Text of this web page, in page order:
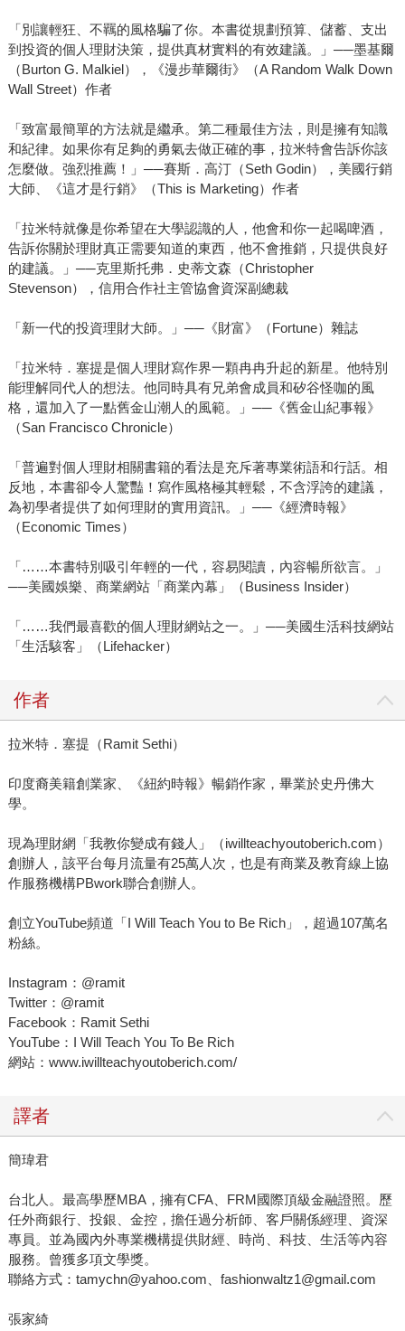
「別讓輕狂、不羈的風格騙了你。本書從規劃預算、儲蓄、支出
到投資的個人理財決策，提供真材實料的有效建議。」──墨基爾
（Burton G. Malkiel），《漫步華爾街》（A Random Walk Down
Wall Street）作者
「致富最簡單的方法就是繼承。第二種最佳方法，則是擁有知識
和紀律。如果你有足夠的勇氣去做正確的事，拉米特會告訴你該
怎麼做。強烈推薦！」──賽斯．高汀（Seth Godin），美國行銷
大師、《這才是行銷》（This is Marketing）作者
「拉米特就像是你希望在大學認識的人，他會和你一起喝啤酒，
告訴你關於理財真正需要知道的東西，他不會推銷，只提供良好
的建議。」──克里斯托弗．史蒂文森（Christopher
Stevenson），信用合作社主管協會資深副總裁
「新一代的投資理財大師。」──《財富》（Fortune）雜誌
「拉米特．塞提是個人理財寫作界一顆冉冉升起的新星。他特別
能理解同代人的想法。他同時具有兄弟會成員和矽谷怪咖的風
格，還加入了一點舊金山潮人的風範。」──《舊金山紀事報》
（San Francisco Chronicle）
「普遍對個人理財相關書籍的看法是充斥著專業術語和行話。相
反地，本書卻令人驚豔！寫作風格極其輕鬆，不含浮誇的建議，
為初學者提供了如何理財的實用資訊。」──《經濟時報》
（Economic Times）
「……本書特別吸引年輕的一代，容易閱讀，內容暢所欲言。」
──美國娛樂、商業網站「商業內幕」（Business Insider）
「……我們最喜歡的個人理財網站之一。」──美國生活科技網站
「生活駭客」（Lifehacker）
作者
拉米特．塞提（Ramit Sethi）
印度裔美籍創業家、《紐約時報》暢銷作家，畢業於史丹佛大
學。
現為理財網「我教你變成有錢人」（iwillteachyoutoberich.com）
創辦人，該平台每月流量有25萬人次，也是有商業及教育線上協
作服務機構PBwork聯合創辦人。
創立YouTube頻道「I Will Teach You to Be Rich」，超過107萬名
粉絲。
Instagram：@ramit
Twitter：@ramit
Facebook：Ramit Sethi
YouTube：I Will Teach You To Be Rich
網站：www.iwillteachyoutoberich.com/
譯者
簡瑋君
台北人。最高學歷MBA，擁有CFA、FRM國際頂級金融證照。歷
任外商銀行、投銀、金控，擔任過分析師、客戶關係經理、資深
專員。並為國內外專業機構提供財經、時尚、科技、生活等內容
服務。曾獲多項文學獎。
聯絡方式：tamychn@yahoo.com、fashionwaltz1@gmail.com
張家綺